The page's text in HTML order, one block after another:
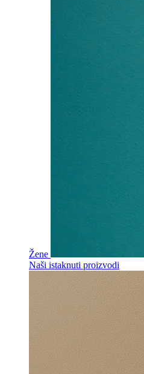
Žene
Naši istaknuti proizvodi